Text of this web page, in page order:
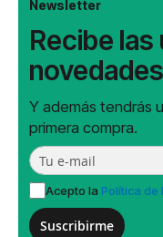
Newsletter
Recibe las
Y además tendrás
primera compra.
Acepto la Política de
Suscribirme